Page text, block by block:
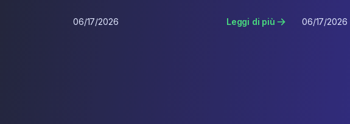
06/17/2026 Leggi di più 06/17/2026